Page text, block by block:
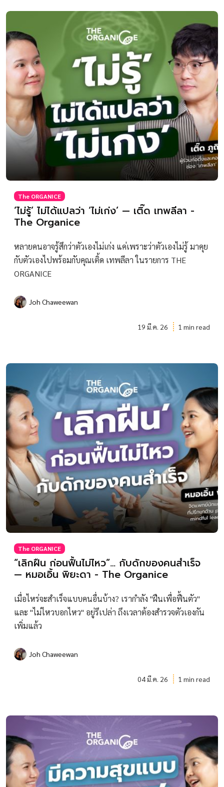
The ORGANICE
‘ไม่รู้’ ไม่ได้แปลว่า ‘ไม่เก่ง’ — เติ๊ด เทพลีลา -
The Organice
หลายคนอาจรู้สึกว่าตัวเองไม่เก่ง แค่เพราะว่าตัวเองไม่รู้ มาคุย
กับตัวเองไปพร้อมกับคุณเติ้ด เทพลีลา ในรายการ THE
ORGANICE
Joh Chaweewan
19 มี.ค. 26 1 min read
The ORGANICE
“เลิกฝืน ก่อนฟื้นไม่ไหว”… กับดักของคนสำเร็จ
— หมอเอิ้น พิยะดา - The Organice
เมื่อไหร่จะสำเร็จแบบคนอื่นบ้าง? เรากำลัง "ฝืนเพื่อฟื้นตัว"
และ "ไม่ไหวบอกไหว" อยู่รึเปล่า ถึงเวลาต้องสำรวจตัวเองกัน
เพิ่มแล้ว
Joh Chaweewan
04 มี.ค. 26 1 min read